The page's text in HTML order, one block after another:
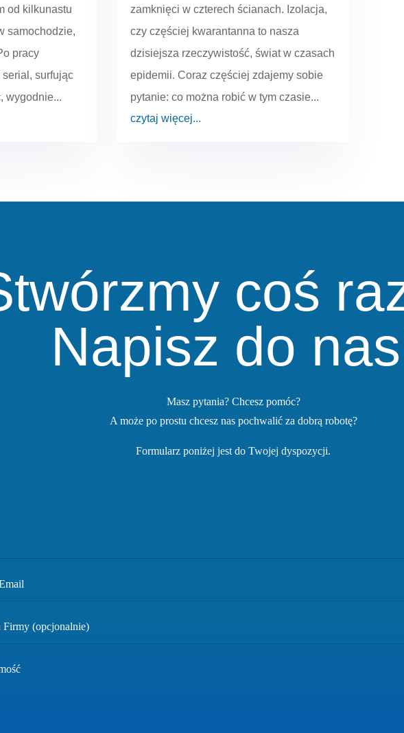
od kilkunastu
samochodzie,
pracy
surfując
wygodnie...
zamknięci w czterech ścianach. Izolacja,
czy częściej kwarantanna to nasza
dzisiejsza rzeczywistość, świat w czasach
epidemii. Coraz częściej zdajemy sobie
pytanie: co można robić w tym czasie...
czytaj więcej...
coś
Napisz do
Masz pytania? Chcesz pomóc?
A może po prostu chcesz nas pochwalić za dobrą robotę?
Formularz poniżej jest do Twojej dyspozycji.